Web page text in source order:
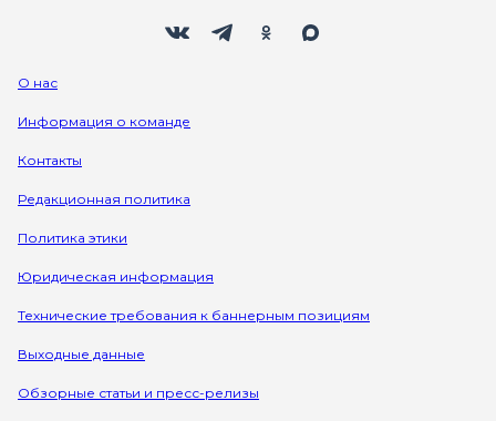
О нас
Информация о команде
Контакты
Редакционная политика
Политика этики
Юридическая информация
Технические требования к баннерным позициям
Выходные данные
Обзорные статьи и пресс-релизы